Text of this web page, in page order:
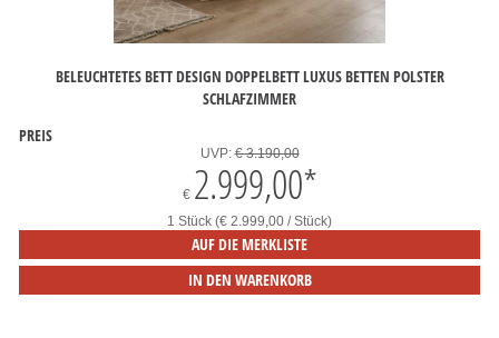
BELEUCHTETES BETT DESIGN DOPPELBETT LUXUS BETTEN POLSTER
SCHLAFZIMMER
PREIS
UVP:€ 3.190,00
€ 2.999,00*
1 Stück (€ 2.999,00 / Stück)
AUF DIE MERKLISTE
IN DEN WARENKORB